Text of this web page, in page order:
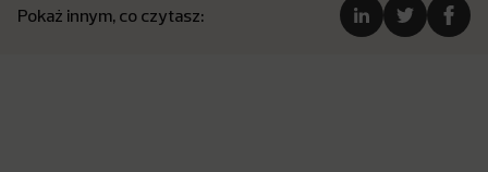
Pokaż innym, co czytasz: